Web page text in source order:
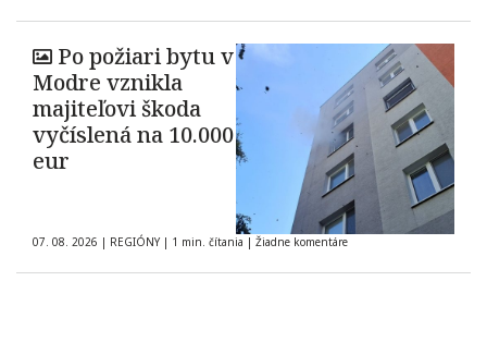
Po požiari bytu v
Modre vznikla
majiteľovi škoda
vyčíslená na 10.000
eur
07. 08. 2026 | REGIÓNY | 1 min. čítania | Žiadne komentáre